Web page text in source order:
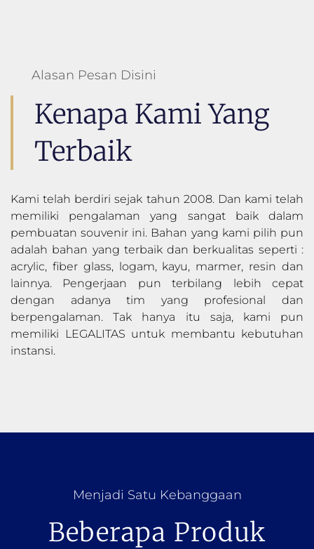
Alasan Pesan Disini
Kenapa Kami Yang
Terbaik
Kami telah berdiri sejak tahun 2008. Dan kami telah
memiliki pengalaman yang sangat baik dalam
pembuatan souvenir ini. Bahan yang kami pilih pun
adalah bahan yang terbaik dan berkualitas seperti :
acrylic, fiber glass, logam, kayu, marmer, resin dan
lainnya. Pengerjaan pun terbilang lebih cepat
dengan adanya tim yang profesional dan
berpengalaman. Tak hanya itu saja, kami pun
memiliki LEGALITAS untuk membantu kebutuhan
instansi.
Menjadi Satu Kebanggaan
Beberapa Produk